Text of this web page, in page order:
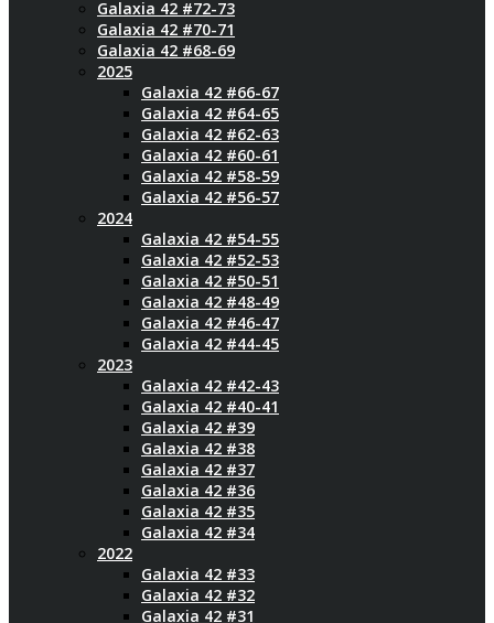
Galaxia 42 #72-73
Galaxia 42 #70-71
Galaxia 42 #68-69
2025
Galaxia 42 #66-67
Galaxia 42 #64-65
Galaxia 42 #62-63
Galaxia 42 #60-61
Galaxia 42 #58-59
Galaxia 42 #56-57
2024
Galaxia 42 #54-55
Galaxia 42 #52-53
Galaxia 42 #50-51
Galaxia 42 #48-49
Galaxia 42 #46-47
Galaxia 42 #44-45
2023
Galaxia 42 #42-43
Galaxia 42 #40-41
Galaxia 42 #39
Galaxia 42 #38
Galaxia 42 #37
Galaxia 42 #36
Galaxia 42 #35
Galaxia 42 #34
2022
Galaxia 42 #33
Galaxia 42 #32
Galaxia 42 #31